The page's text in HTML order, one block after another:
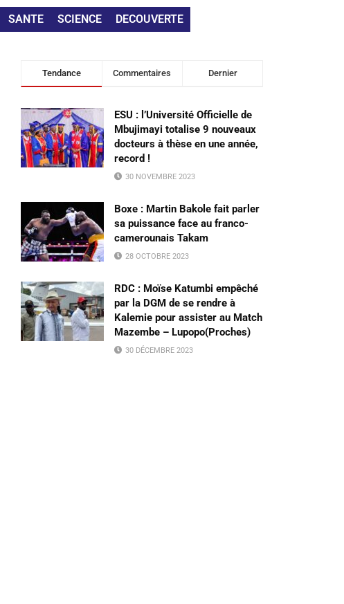
SANTE SCIENCE DECOUVERTE
Tendance Commentaires Dernier
ESU : l’Université Officielle de
Mbujimayi totalise 9 nouveaux
docteurs à thèse en une année,
record !
30 NOVEMBRE 2023
Boxe : Martin Bakole fait parler
sa puissance face au franco-
camerounais Takam
28 OCTOBRE 2023
RDC : Moïse Katumbi empêché
par la DGM de se rendre à
Kalemie pour assister au Match
Mazembe – Lupopo(Proches)
30 DÉCEMBRE 2023